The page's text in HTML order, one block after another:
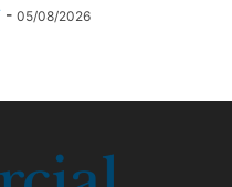
- 05/08/2026